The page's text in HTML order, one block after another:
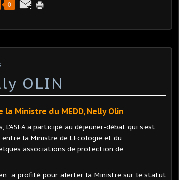
0
OLIN
Ministre du MEDD, Nelly Olin
a participé au déjeuner-débat qui s'est
la Ministre de L'Ecologie et du
associations de protection de
en a profité pour alerter la Ministre sur le statut